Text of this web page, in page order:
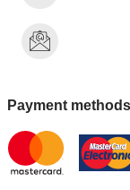
Payment